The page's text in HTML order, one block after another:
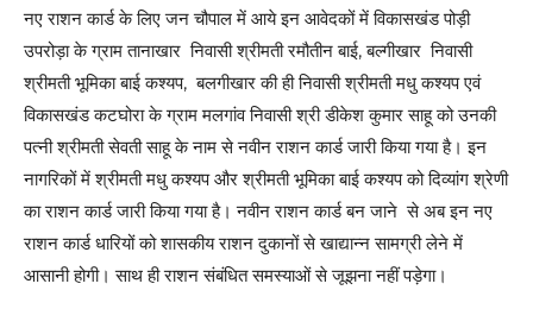
नए राशन कार्ड के लिए जन चौपाल में आये इन आवेदकों में विकासखंड पोड़ी
उपरोड़ा के ग्राम तानाखार निवासी श्रीमती रमौतीन बाई, बल्गीखार निवासी
श्रीमती भूमिका बाई कश्यप, बलगीखार की ही निवासी श्रीमती मधु कश्यप एवं
विकासखंड कटघोरा के ग्राम मलगांव निवासी श्री डीकेश कुमार साहू को उनकी
पत्नी श्रीमती सेवती साहू के नाम से नवीन राशन कार्ड जारी किया गया है। इन
नागरिकों में श्रीमती मधु कश्यप और श्रीमती भूमिका बाई कश्यप को दिव्यांग श्रेणी
का राशन कार्ड जारी किया गया है। नवीन राशन कार्ड बन जाने से अब इन नए
राशन कार्ड धारियों को शासकीय राशन दुकानों से खाद्यान्न सामग्री लेने में
आसानी होगी। साथ ही राशन संबंधित समस्याओं से जूझना नहीं पड़ेगा।